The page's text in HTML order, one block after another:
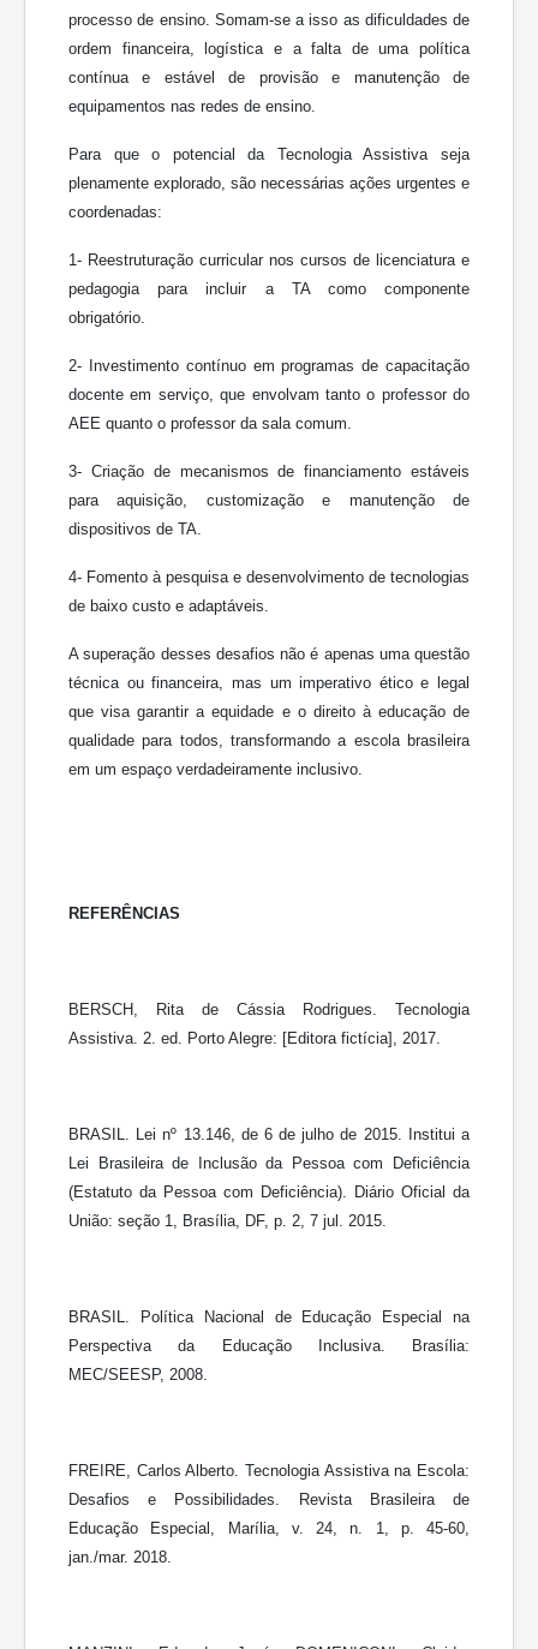
processo de ensino. Somam-se a isso as dificuldades de
ordem financeira, logística e a falta de uma política
contínua e estável de provisão e manutenção de
equipamentos nas redes de ensino.
Para que o potencial da Tecnologia Assistiva seja
plenamente explorado, são necessárias ações urgentes e
coordenadas:
1- Reestruturação curricular nos cursos de licenciatura e
pedagogia para incluir a TA como componente
obrigatório.
2- Investimento contínuo em programas de capacitação
docente em serviço, que envolvam tanto o professor do
AEE quanto o professor da sala comum.
3- Criação de mecanismos de financiamento estáveis
para aquisição, customização e manutenção de
dispositivos de TA.
4- Fomento à pesquisa e desenvolvimento de tecnologias
de baixo custo e adaptáveis.
A superação desses desafios não é apenas uma questão
técnica ou financeira, mas um imperativo ético e legal
que visa garantir a equidade e o direito à educação de
qualidade para todos, transformando a escola brasileira
em um espaço verdadeiramente inclusivo.
REFERÊNCIAS
BERSCH, Rita de Cássia Rodrigues. Tecnologia
Assistiva. 2. ed. Porto Alegre: [Editora fictícia], 2017.
BRASIL. Lei nº 13.146, de 6 de julho de 2015. Institui a
Lei Brasileira de Inclusão da Pessoa com Deficiência
(Estatuto da Pessoa com Deficiência). Diário Oficial da
União: seção 1, Brasília, DF, p. 2, 7 jul. 2015.
BRASIL. Política Nacional de Educação Especial na
Perspectiva da Educação Inclusiva. Brasília:
MEC/SEESP, 2008.
FREIRE, Carlos Alberto. Tecnologia Assistiva na Escola:
Desafios e Possibilidades. Revista Brasileira de
Educação Especial, Marília, v. 24, n. 1, p. 45-60,
jan./mar. 2018.